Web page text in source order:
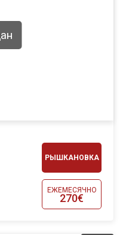
РЫШКАНОВКА
ЕЖЕМЕСЯЧНО
270€